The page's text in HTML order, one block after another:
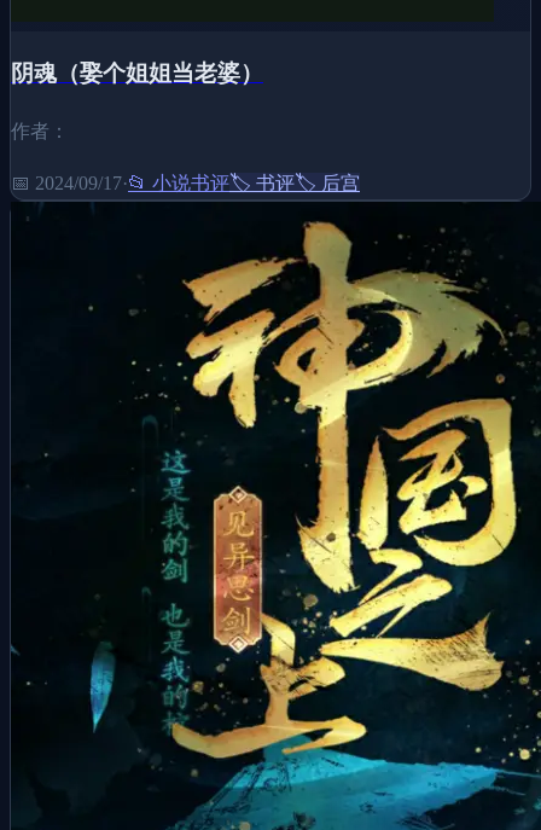
阴魂（娶个姐姐当老婆）
作者：
📅 2024/09/17·📂 小说书评🏷️ 书评🏷️ 后宫